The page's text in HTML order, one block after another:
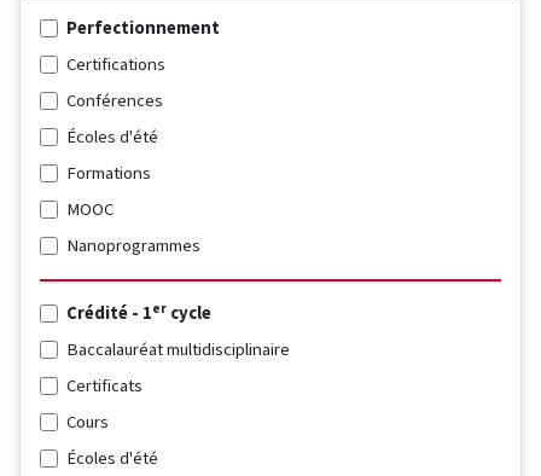
Perfectionnement
Certifications
Conférences
Écoles d'été
Formations
MOOC
Nanoprogrammes
Crédité - 1er cycle
Baccalauréat multidisciplinaire
Certificats
Cours
Écoles d'été